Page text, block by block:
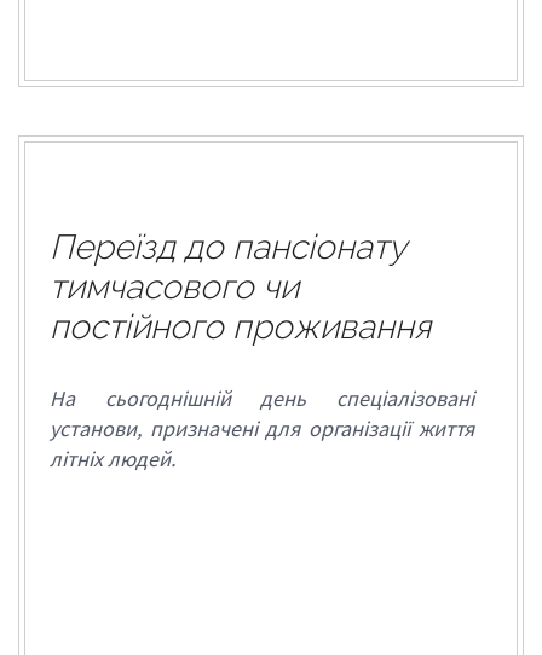
Переїзд до пансіонату
тимчасового чи
постійного проживання
На сьогоднішній день спеціалізовані
установи, призначені для організації життя
літніх людей.